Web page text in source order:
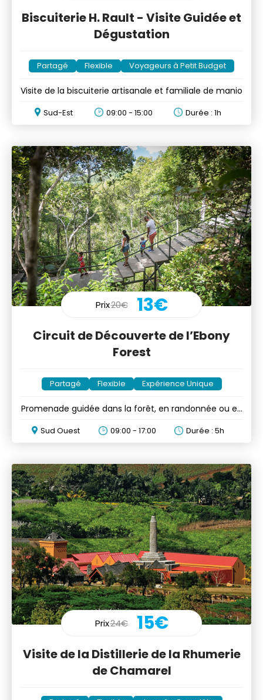
Biscuiterie H. Rault - Visite Guidée et
Dégustation
Partagé Flexible Voyageurs à Petit Budget
Visite de la biscuiterie artisanale et familiale de manio
Sud-Est 09:00 - 15:00 Durée : 1h
Prix20€ 13€
Circuit de Découverte de l’Ebony
Forest
Partagé Flexible Expérience Unique
Promenade guidée dans la forêt, en randonnée ou en
Sud Ouest 09:00 - 17:00 Durée : 5h
Prix24€ 15€
Visite de la Distillerie de la Rhumerie
de Chamarel